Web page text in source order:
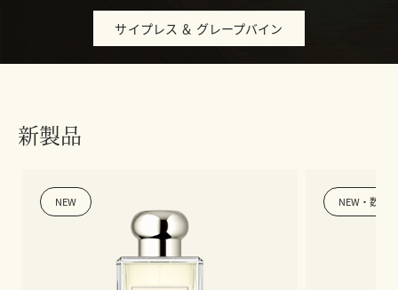
サイプレス ＆ グレープバイン
新製品
NEW NEW・数量